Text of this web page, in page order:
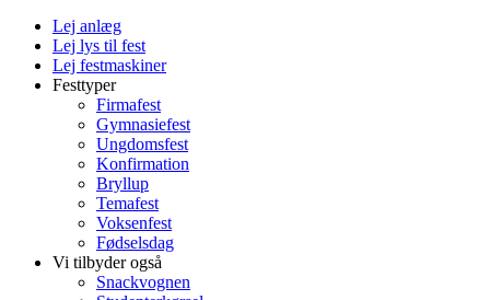
Lej anlæg
Lej lys til fest
Lej festmaskiner
Festtyper
Firmafest
Gymnasiefest
Ungdomsfest
Konfirmation
Bryllup
Temafest
Voksenfest
Fødselsdag
Vi tilbyder også
Snackvognen